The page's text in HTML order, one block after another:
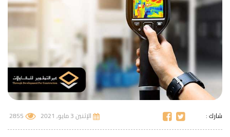
شارك : الإثنين 3 مايو, 2021 2855